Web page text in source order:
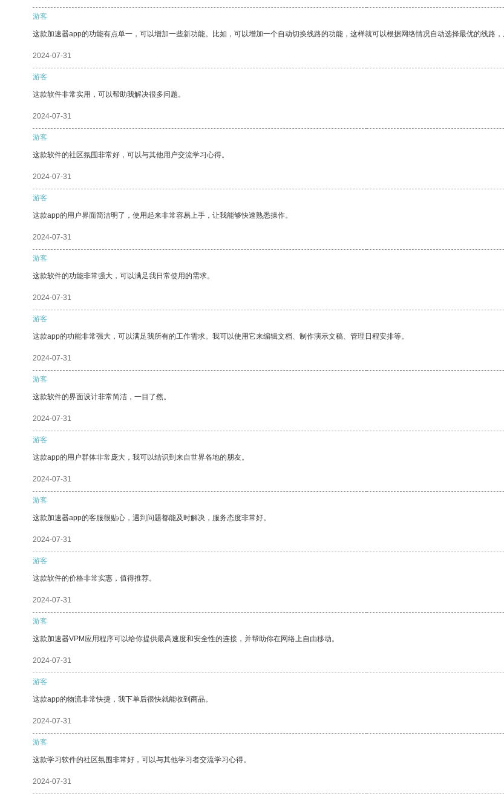
游客
这款加速器app的功能有点单一，可以增加一些新功能。比如，可以增加一个自动切换线路的功能，这样就可以根据网络情况自动选择最优的线路，
2024-07-31
游客
这款软件非常实用，可以帮助我解决很多问题。
2024-07-31
游客
这款软件的社区氛围非常好，可以与其他用户交流学习心得。
2024-07-31
游客
这款app的用户界面简洁明了，使用起来非常容易上手，让我能够快速熟悉操作。
2024-07-31
游客
这款软件的功能非常强大，可以满足我日常使用的需求。
2024-07-31
游客
这款app的功能非常强大，可以满足我所有的工作需求。我可以使用它来编辑文档、制作演示文稿、管理日程安排等。
2024-07-31
游客
这款软件的界面设计非常简洁，一目了然。
2024-07-31
游客
这款app的用户群体非常庞大，我可以结识到来自世界各地的朋友。
2024-07-31
游客
这款加速器app的客服很贴心，遇到问题都能及时解决，服务态度非常好。
2024-07-31
游客
这款软件的价格非常实惠，值得推荐。
2024-07-31
游客
这款加速器VPM应用程序可以给你提供最高速度和安全性的连接，并帮助你在网络上自由移动。
2024-07-31
游客
这款app的物流非常快捷，我下单后很快就能收到商品。
2024-07-31
游客
这款学习软件的社区氛围非常好，可以与其他学习者交流学习心得。
2024-07-31